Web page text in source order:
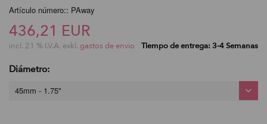
Artículo número:: PAway
436,21 EUR
incl. 21 % I.V.A. exkl. gastos de envio Tiempo de entrega: 3-4 Semanas
Diámetro:
45mm - 1.75"